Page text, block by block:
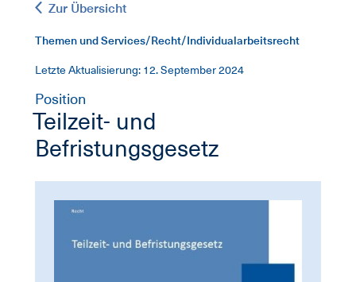
Zur Übersicht
Themen und Services/Recht/Individualarbeitsrecht
Letzte Aktualisierung: 12. September 2024
Position
Teilzeit- und
Befristungsgesetz